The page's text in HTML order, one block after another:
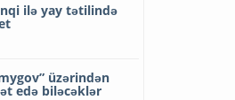
ilə yay tətilində
üzərindən
edə biləcəklər